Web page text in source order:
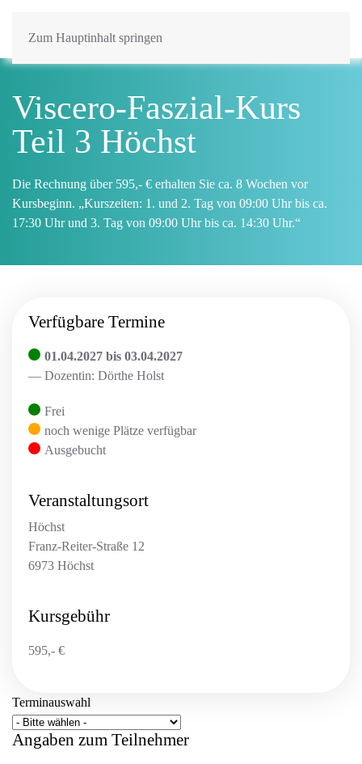
Zum Hauptinhalt springen
Viscero-Faszial-Kurs
Teil 3 Höchst
Die Rechnung über 595,- € erhalten Sie ca. 8 Wochen vor
Kursbeginn. „Kurszeiten: 1. und 2. Tag von 09:00 Uhr bis ca.
17:30 Uhr und 3. Tag von 09:00 Uhr bis ca. 14:30 Uhr.“
Verfügbare Termine
01.04.2027 bis 03.04.2027
— Dozentin: Dörthe Holst
Frei
noch wenige Plätze verfügbar
Ausgebucht
Veranstaltungsort
Höchst
Franz-Reiter-Straße 12
6973 Höchst
Kursgebühr
595,- €
Terminauswahl
Angaben zum Teilnehmer